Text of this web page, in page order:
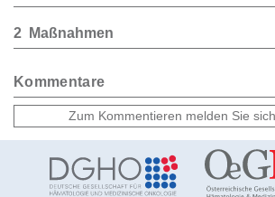
2 Maßnahmen
Kommentare